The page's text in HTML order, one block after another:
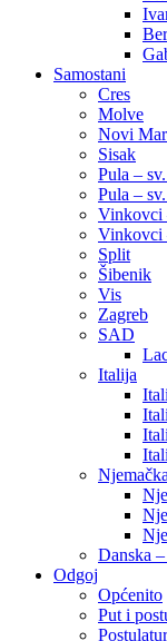
Samostani
Cres
Molve
Novi
Sisak
Pula –
Pula –
Vinkovci
Vinkovci
Split
Šibenik
Vis
Zagreb
SAD
Italija
Njemačka
Danska
Odgoj
Općenito
Put i